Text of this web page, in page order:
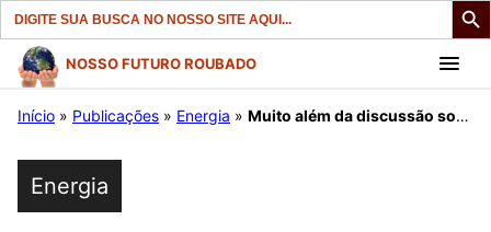
Search
for:
Pular
para
conteúdo
NOSSO FUTURO ROUBADO
Início » Publicações » Energia » Muito além da discussão sobre hidrelétricas, o Tapajós vive problemas com o garimpo e a expansão do agronegócio.
Energia